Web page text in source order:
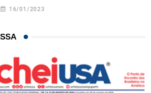
16/01/2023